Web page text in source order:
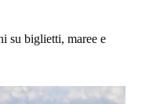
su biglietti, maree e